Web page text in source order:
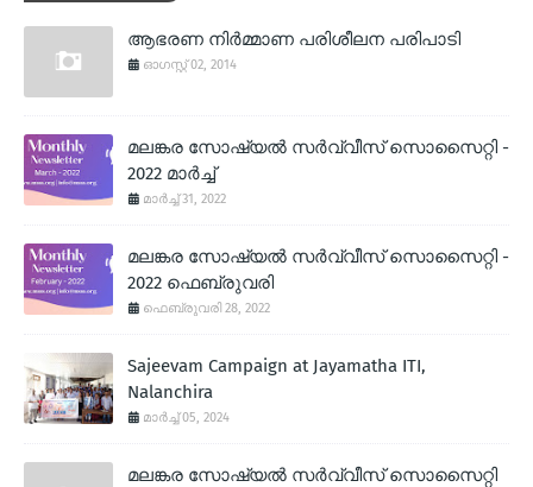
ആഭരണ നിര്‍മ്മാണ പരിശീലന പരിപാടി
ഓഗസ്റ്റ് 02, 2014
മലങ്കര സോഷ്യല്‍ സര്‍വ്വീസ് സൊസൈറ്റി -
2022 മാര്‍ച്ച്
മാർച്ച് 31, 2022
മലങ്കര സോഷ്യല്‍ സര്‍വ്വീസ് സൊസൈറ്റി -
2022 ഫെബ്രുവരി
ഫെബ്രുവരി 28, 2022
Sajeevam Campaign at Jayamatha ITI,
Nalanchira
മാർച്ച് 05, 2024
മലങ്കര സോഷ്യല്‍ സര്‍വ്വീസ് സൊസൈറ്റി